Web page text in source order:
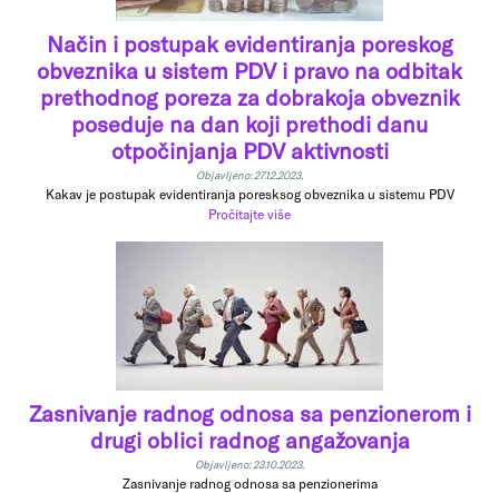
Način i postupak evidentiranja poreskog
obveznika u sistem PDV i pravo na odbitak
prethodnog poreza za dobrakoja obveznik
poseduje na dan koji prethodi danu
otpočinjanja PDV aktivnosti
Objavljeno: 27.12.2023.
Kakav je postupak evidentiranja poresksog obveznika u sistemu PDV
Pročitajte više
Zasnivanje radnog odnosa sa penzionerom i
drugi oblici radnog angažovanja
Objavljeno: 23.10.2023.
Zasnivanje radnog odnosa sa penzionerima